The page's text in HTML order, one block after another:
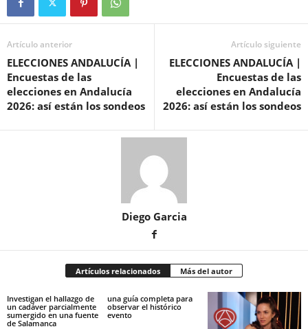
Artículo anterior
ELECCIONES ANDALUCÍA |
Encuestas de las
elecciones en Andalucía
2026: así están los sondeos
Artículo siguiente
ELECCIONES ANDALUCÍA |
Encuestas de las
elecciones en Andalucía
2026: así están los sondeos
Diego Garcia
Artículos relacionados Más del autor
Investigan el hallazgo de
un cadáver parcialmente
sumergido en una fuente
de Salamanca
una guía completa para
observar el histórico
evento